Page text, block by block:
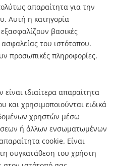
απαραίτητα για την
Αυτή η κατηγορία
βασικές
ασφαλείας του ιστότοπου.
προσωπικές πληροφορίες.
ιδιαίτερα απαραίτητα
και χρησιμοποιούνται ειδικά
χρηστών μέσω
ή άλλων ενσωματωμένων
cookie. Είναι
συγκατάθεση του χρήστη